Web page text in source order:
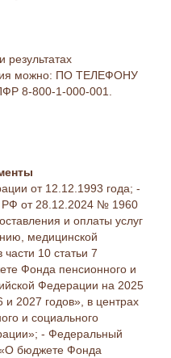
можно: ПО ТЕЛЕФОНУ
8-800-1-000-001.
от 12.12.1993 года; -
РФ от 28.12.2024 № 1960
и оплаты услуг
медицинской
10 статьи 7
Фонда пенсионного и
Федерации на 2025
2027 годов», в центрах
и социального
- Федеральный
бюджете Фонда